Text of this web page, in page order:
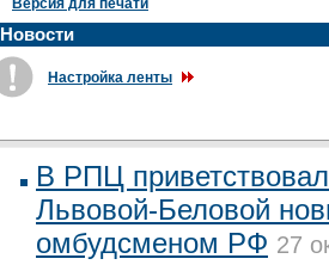
Версия для печати
Новости
Настройка ленты
В РПЦ
Львовой-Беловой
омбудсменом РФ 27